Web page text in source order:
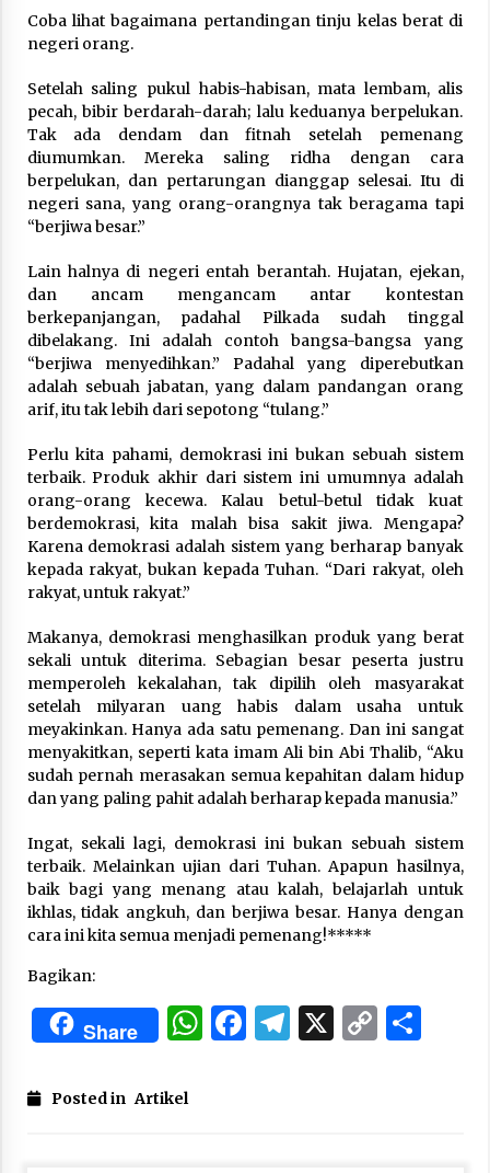
3 months ago
Said Muniruddin Latih Mental dan Spiritual 80
Siswa YPHC
3 months ago
Said Muniruddin Beri Pelatihan dan Motivasi
untuk 179 Guru Diniyah Disdikbud Kota Banda
Aceh
4 months ago
SELVi: Sebuah Model Motivasi dalam
Kepemimpinan Bisnis
4 months ago
Eksistensi Iran dalam Tiga Ayat: Memahami
Aliansi Yahudi dan Kristen dalam Dinamika
Nubuwwat
5 months ago
Coba lihat bagaimana pertandingan tinju kelas berat di
negeri orang.
Setelah saling pukul habis-habisan, mata lembam, alis
pecah, bibir berdarah-darah; lalu keduanya berpelukan.
Tak ada dendam dan fitnah setelah pemenang
diumumkan. Mereka saling ridha dengan cara
berpelukan, dan pertarungan dianggap selesai. Itu di
negeri sana, yang orang-orangnya tak beragama tapi
“berjiwa besar.”
Lain halnya di negeri entah berantah. Hujatan, ejekan,
dan ancam mengancam antar kontestan
berkepanjangan, padahal Pilkada sudah tinggal
dibelakang. Ini adalah contoh bangsa-bangsa yang
“berjiwa menyedihkan.” Padahal yang diperebutkan
adalah sebuah jabatan, yang dalam pandangan orang
arif, itu tak lebih dari sepotong “tulang.”
Perlu kita pahami, demokrasi ini bukan sebuah sistem
terbaik. Produk akhir dari sistem ini umumnya adalah
orang-orang kecewa. Kalau betul-betul tidak kuat
berdemokrasi, kita malah bisa sakit jiwa. Mengapa?
Karena demokrasi adalah sistem yang berharap banyak
kepada rakyat, bukan kepada Tuhan. “Dari rakyat, oleh
rakyat, untuk rakyat.”
Makanya, demokrasi menghasilkan produk yang berat
sekali untuk diterima. Sebagian besar peserta justru
memperoleh kekalahan, tak dipilih oleh masyarakat
setelah milyaran uang habis dalam usaha untuk
meyakinkan. Hanya ada satu pemenang. Dan ini sangat
menyakitkan, seperti kata imam Ali bin Abi Thalib, “Aku
sudah pernah merasakan semua kepahitan dalam hidup
dan yang paling pahit adalah berharap kepada manusia.”
Ingat, sekali lagi, demokrasi ini bukan sebuah sistem
terbaik. Melainkan ujian dari Tuhan. Apapun hasilnya,
baik bagi yang menang atau kalah, belajarlah untuk
ikhlas, tidak angkuh, dan berjiwa besar. Hanya dengan
cara ini kita semua menjadi pemenang!*****
Bagikan:
Share WhatsApp
Facebook
Telegram
X Copy
Posted in Artikel